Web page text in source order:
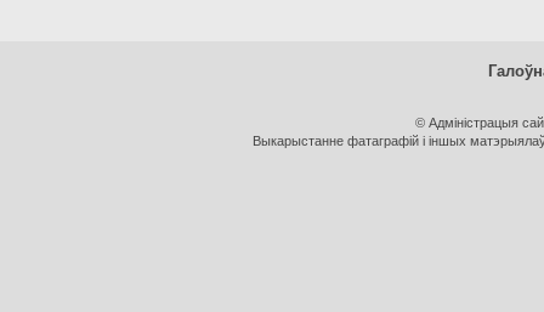
© Адміністрацыя
Выкарыстанне фатаграфій і іншых